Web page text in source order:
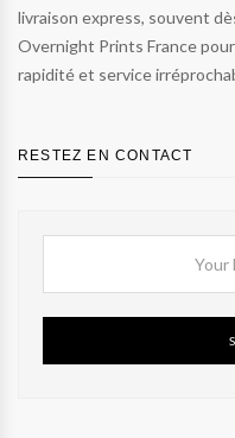
livraison express, souvent
Overnight Prints France
rapidité et service
RESTEZ EN CONTACT